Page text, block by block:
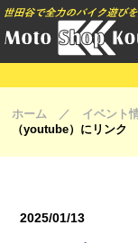
ホーム ／ イベン
（youtube）にリンク
2025/01/13